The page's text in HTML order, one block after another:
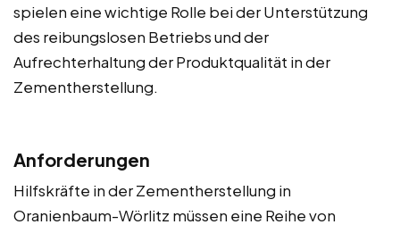
spielen eine wichtige Rolle bei der Unterstützung
des reibungslosen Betriebs und der
Aufrechterhaltung der Produktqualität in der
Zementherstellung.
Anforderungen
Hilfskräfte in der Zementherstellung in
Oranienbaum-Wörlitz müssen eine Reihe von